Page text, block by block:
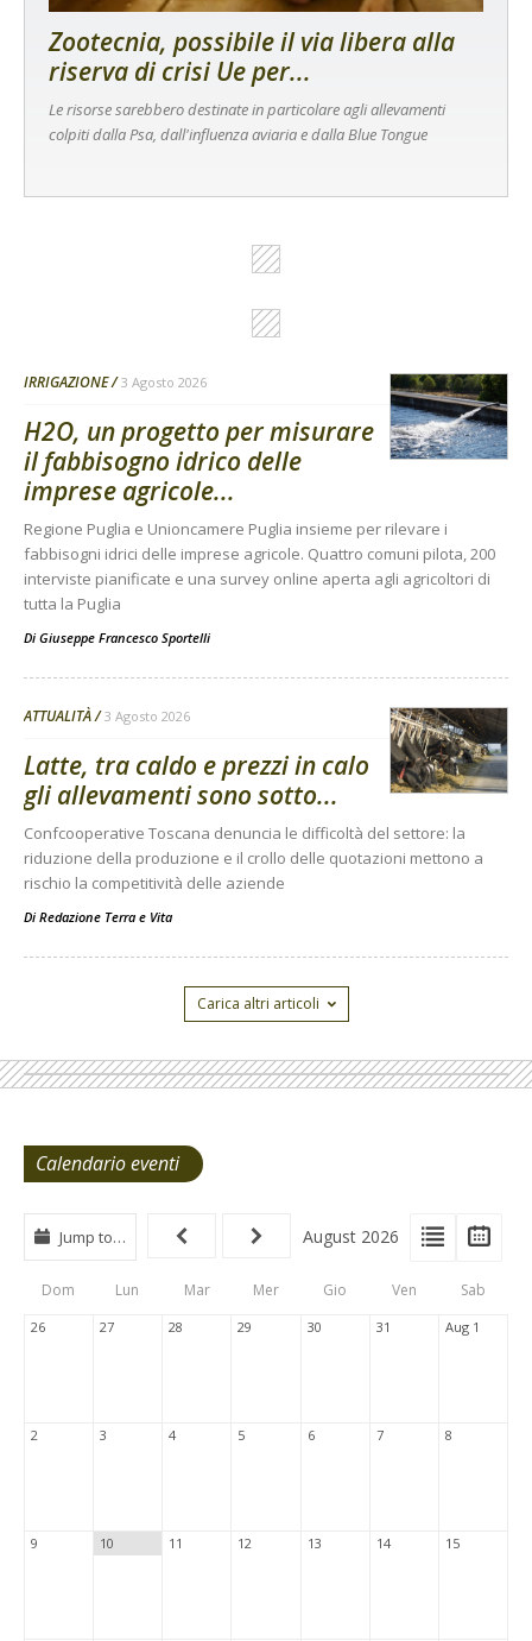
Zootecnia, possibile il via libera alla
riserva di crisi Ue per...
Le risorse sarebbero destinate in particolare agli allevamenti
colpiti dalla Psa, dall'influenza aviaria e dalla Blue Tongue
IRRIGAZIONE 3 Agosto 2026
H2O, un progetto per misurare
il fabbisogno idrico delle
imprese agricole...
Regione Puglia e Unioncamere Puglia insieme per rilevare i
fabbisogni idrici delle imprese agricole. Quattro comuni pilota, 200
interviste pianificate e una survey online aperta agli agricoltori di
tutta la Puglia
Di Giuseppe Francesco Sportelli
ATTUALITÀ 3 Agosto 2026
Latte, tra caldo e prezzi in calo
gli allevamenti sono sotto...
Confcooperative Toscana denuncia le difficoltà del settore: la
riduzione della produzione e il crollo delle quotazioni mettono a
rischio la competitività delle aziende
Di Redazione Terra e Vita
Carica altri articoli
Calendario eventi
View
Type
Tabs
View
List
Jump to… August 2026
Dom Lun Mar Mer Gio Ven Sab
26 27 28 29 30 31 Aug 1
2 3 4 5 6 7 8
9 10 11 12 13 14 15